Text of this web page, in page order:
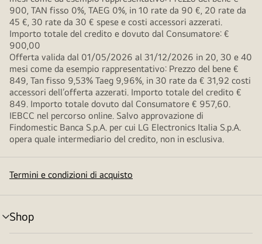
900, TAN fisso 0%, TAEG 0%, in 10 rate da 90 €, 20 rate da
45 €, 30 rate da 30 € spese e costi accessori azzerati.
Importo totale del credito e dovuto dal Consumatore: €
900,00
Offerta valida dal 01/05/2026 al 31/12/2026 in 20, 30 e 40
mesi come da esempio rappresentativo: Prezzo del bene €
849, Tan fisso 9,53% Taeg 9,96%, in 30 rate da € 31,92 costi
accessori dell’offerta azzerati. Importo totale del credito €
849. Importo totale dovuto dal Consumatore € 957,60.
IEBCC nel percorso online. Salvo approvazione di
Findomestic Banca S.p.A. per cui LG Electronics Italia S.p.A.
opera quale intermediario del credito, non in esclusiva.
Termini e condizioni di acquisto
Shop
Attivazione
menu